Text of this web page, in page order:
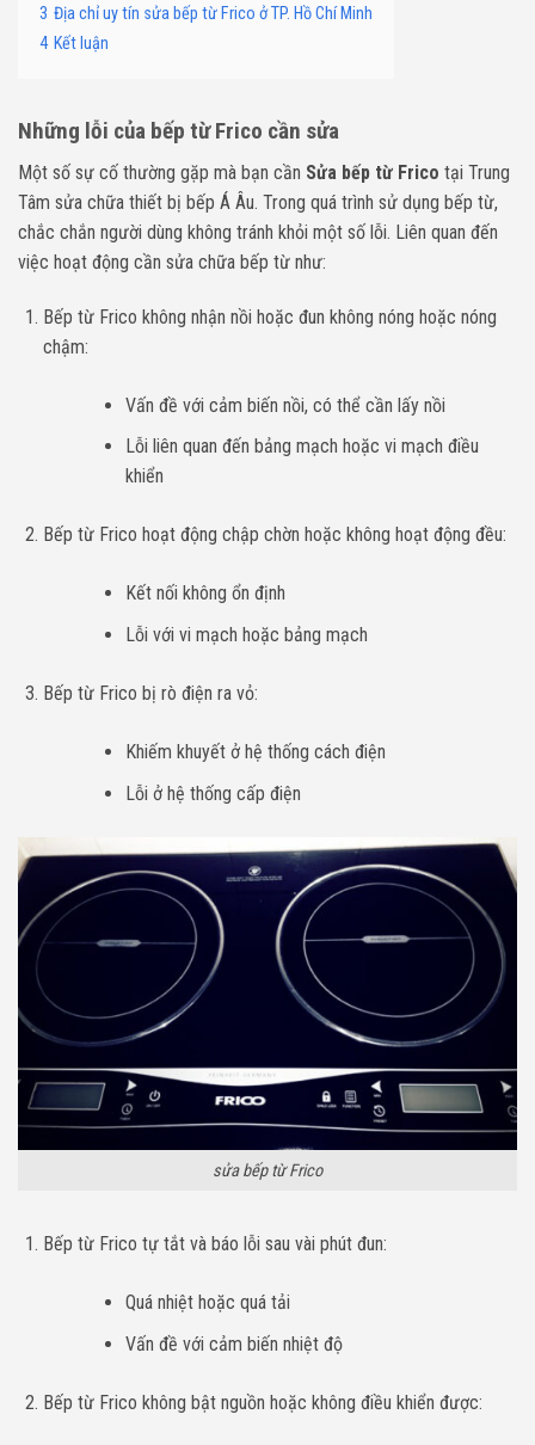
3 Địa chỉ uy tín sửa bếp từ Frico ở TP. Hồ Chí Minh
4 Kết luận
Những lỗi của bếp từ Frico cần sửa
Một số sự cố thường gặp mà bạn cần Sửa bếp từ Frico tại Trung
Tâm sửa chữa thiết bị bếp Á Âu. Trong quá trình sử dụng bếp từ,
chắc chắn người dùng không tránh khỏi một số lỗi. Liên quan đến
việc hoạt động cần sửa chữa bếp từ như:
Bếp từ Frico không nhận nồi hoặc đun không nóng hoặc nóng
chậm:
Vấn đề với cảm biến nồi, có thể cần lấy nồi
Lỗi liên quan đến bảng mạch hoặc vi mạch điều
khiển
Bếp từ Frico hoạt động chập chờn hoặc không hoạt động đều:
Kết nối không ổn định
Lỗi với vi mạch hoặc bảng mạch
Bếp từ Frico bị rò điện ra vỏ:
Khiếm khuyết ở hệ thống cách điện
Lỗi ở hệ thống cấp điện
sửa bếp từ Frico
Bếp từ Frico tự tắt và báo lỗi sau vài phút đun:
Quá nhiệt hoặc quá tải
Vấn đề với cảm biến nhiệt độ
Bếp từ Frico không bật nguồn hoặc không điều khiển được: